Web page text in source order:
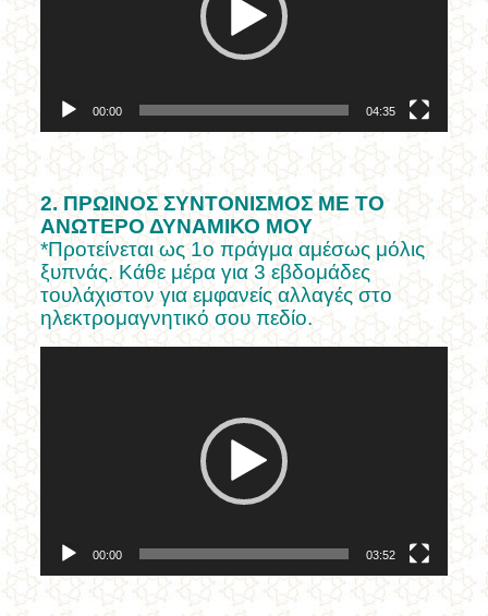
00:00 04:35
2. ΠΡΩΙΝΟΣ ΣΥΝΤΟΝΙΣΜΟΣ ΜΕ ΤΟ
ΑΝΩΤΕΡΟ ΔΥΝΑΜΙΚΟ ΜΟΥ
*Προτείνεται ως 1ο πράγμα αμέσως μόλις
ξυπνάς. Κάθε μέρα για 3 εβδομάδες
τουλάχιστον για εμφανείς αλλαγές στο
ηλεκτρομαγνητικό σου πεδίο.
00:00 03:52